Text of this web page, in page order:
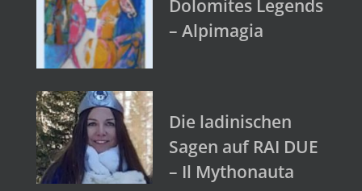
Dolomites Legends
– Alpimagia
Die ladinischen
Sagen auf RAI DUE
– Il Mythonauta